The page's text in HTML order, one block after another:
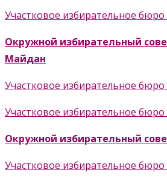
Участковое избирательное
Окружной избирательный
Майдан
Участковое избирательное
Участковое избирательное
Окружной избирательный
Участковое избирательное